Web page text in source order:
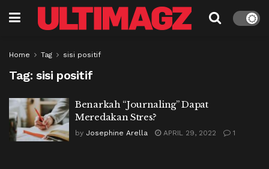
Home Tag sisi positif
Tag: sisi positif
Benarkah “Journaling” Dapat
Meredakan Stres?
by Josephine Arella APRIL 29, 2022 1